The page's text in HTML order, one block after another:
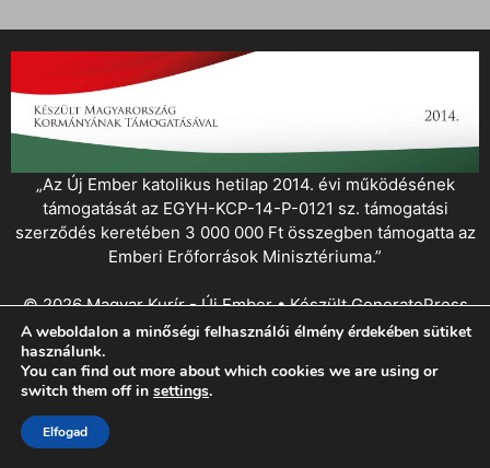
„Az Új Ember katolikus hetilap 2014. évi működésének
támogatását az EGYH-KCP-14-P-0121 sz. támogatási
szerződés keretében 3 000 000 Ft összegben támogatta az
Emberi Erőforrások Minisztériuma.”
© 2026 Magyar Kurír - Új Ember• KészültGeneratePress
A weboldalon a minőségi felhasználói élmény érdekében sütiket
használunk.
You can find out more about which cookies we are using or
switch them off in settings.
Elfogad